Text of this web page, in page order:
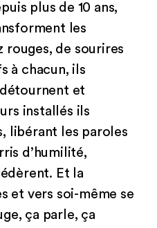
plus de 10 ans,
les
rouges, de sourires
à chacun, ils
et
installés ils
libérant les paroles
d’humilité,
Et la
et vers soi-même se
ça parle, ça